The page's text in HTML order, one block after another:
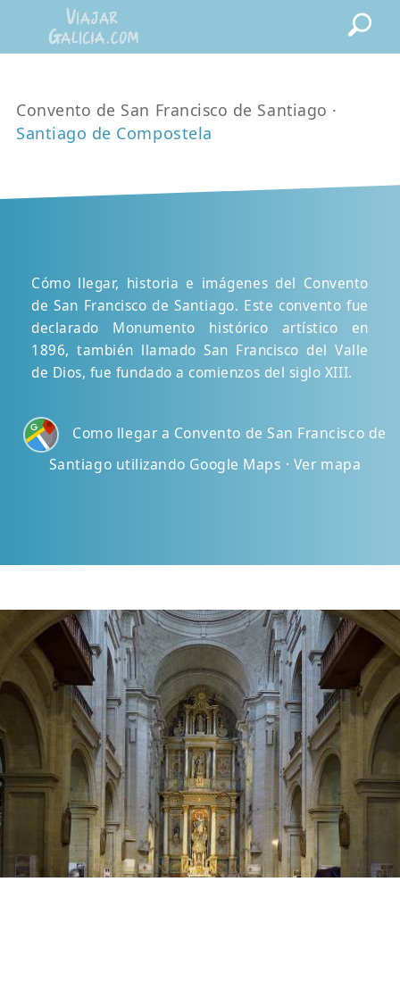
Convento de San Francisco de Santiago ·
Santiago de Compostela
Cómo llegar, historia e imágenes del Convento
de San Francisco de Santiago. Este convento fue
declarado Monumento histórico artístico en
1896, también llamado San Francisco del Valle
de Dios, fue fundado a comienzos del siglo XIII.
Como llegar a Convento de San Francisco de
Santiago utilizando Google Maps · Ver mapa